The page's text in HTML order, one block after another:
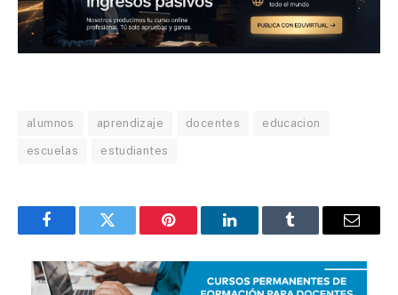
alumnos aprendizaje docentes educacion
escuelas estudiantes
FacebookTwitter Pinterest LinkedInTumblr Email